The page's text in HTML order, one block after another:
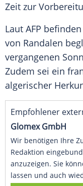
Zeit zur
Laut AFP
von Randalen
vergangenen
Zudem sei ein
algerischer
Empfohlener
Glomex GmbH
Wir benötigen Ihre
Redaktion
anzuzeigen. Sie
lassen und auch